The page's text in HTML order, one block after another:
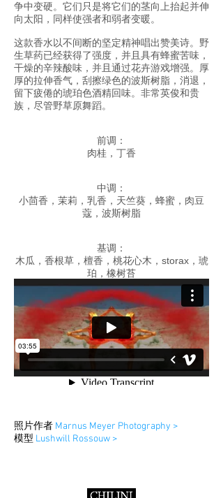
争中变硬。它们只是将它们的茎向上抬起并伸
向太阳，同样使强者和弱者变暖。
这款香水以不间断的坚定精神唱出赞美诗。野
生草药已经获得了强度，并且具有蜂蜜苦味，
干燥的辛辣酸味，并且通过花卉游戏增强。厚
厚的拉伸香气，刮擦绿色的波斯树脂，消退，
留下疲倦的琥珀色酒精回味。非常英俊和贵
族，尽管野草原舞蹈。
前调：
肉桂，丁香
中调：
小茴香，茉莉，乳香，天竺葵，蜂蜜，肉豆
蔻，波斯树脂
基调：
木瓜，香根草，檀香，桃花心木，storax，琥
珀，橡树苔
照片作者 Marnus Meyer Photography >
模型 Lushwill Rossouw >